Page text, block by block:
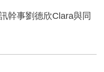
幹事劉德欣Clara與同